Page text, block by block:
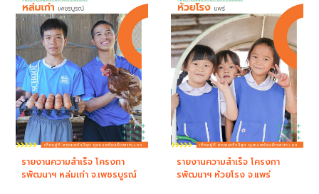
รายงานความสำเร็จ โครงกา
รพัฒนาฯ หล่มเก่า จ.เพชรบูรณ์
รายงานความสำเร็จ โครงกา
รพัฒนาฯ ห้วยโรง จ.แพร่